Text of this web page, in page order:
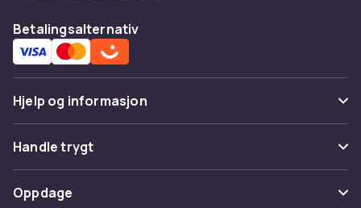
Betalingsalternativ
Hjelp og informasjon
Vanlige spørsmål
Spor pakke
Handle trygt
Betaling
Oppdage